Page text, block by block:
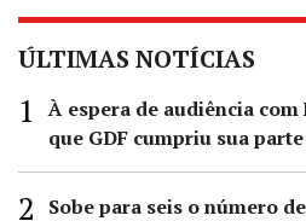
ÚLTIMAS NOTÍCIAS
À espera de audiência
que GDF cumpriu sua
Sobe para seis o número